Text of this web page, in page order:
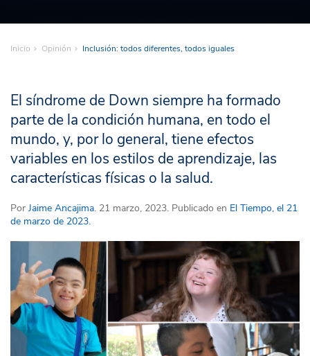
Inicio Opinión Inclusión: todos diferentes, todos iguales
El síndrome de Down siempre ha formado
parte de la condición humana, en todo el
mundo, y, por lo general, tiene efectos
variables en los estilos de aprendizaje, las
características físicas o la salud.
Por Jaime Ancajima. 21 marzo, 2023. Publicado en El Tiempo, el 21
de marzo de 2023.